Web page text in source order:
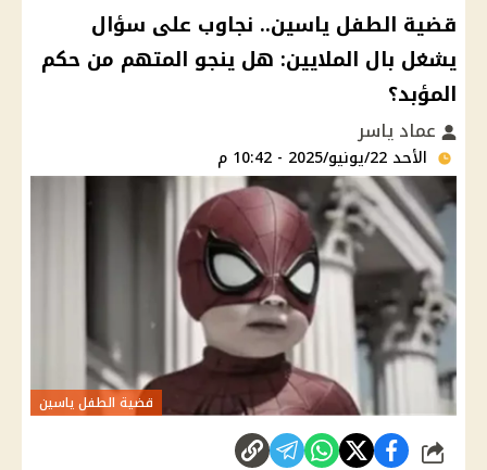
قضية الطفل ياسين.. نجاوب على سؤال
يشغل بال الملايين: هل ينجو المتهم من حكم
المؤبد؟
عماد ياسر
الأحد 22/يونيو/2025 - 10:42 م
قضية الطفل ياسين
شارك